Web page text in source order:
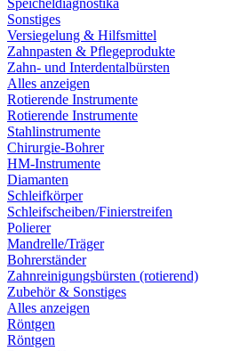
Speicheldiagnostika
Sonstiges
Versiegelung & Hilfsmittel
Zahnpasten & Pflegeprodukte
Zahn- und Interdentalbürsten
Alles anzeigen
Rotierende Instrumente
Rotierende Instrumente
Stahlinstrumente
Chirurgie-Bohrer
HM-Instrumente
Diamanten
Schleifkörper
Schleifscheiben/Finierstreifen
Polierer
Mandrelle/Träger
Bohrerständer
Zahnreinigungsbürsten (rotierend)
Zubehör & Sonstiges
Alles anzeigen
Röntgen
Röntgen